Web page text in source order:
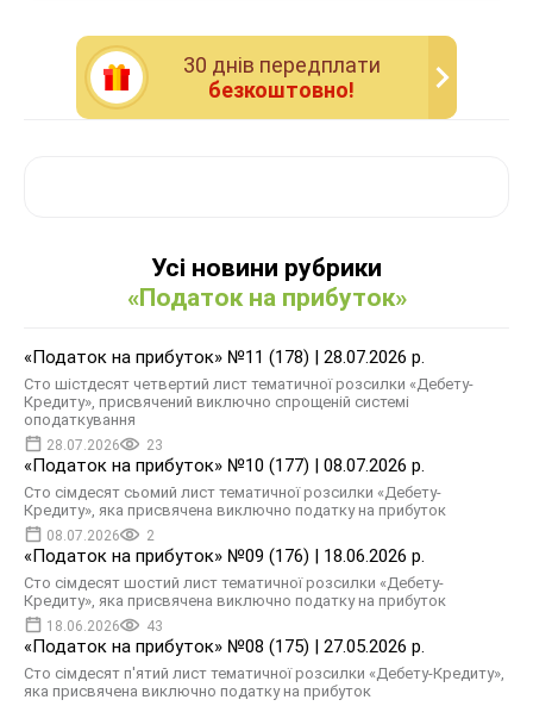
30 днiв передплати
безкоштовно!
Усі новини рубрики
«Податок на прибуток»
«Податок на прибуток» №11 (178) | 28.07.2026 р.
Сто шістдесят четвертий лист тематичної розсилки «Дебету-
Кредиту», присвячений виключно спрощеній системі
оподаткування
28.07.2026 23
«Податок на прибуток» №10 (177) | 08.07.2026 р.
Сто сімдесят сьомий лист тематичної розсилки «Дебету-
Кредиту», яка присвячена виключно податку на прибуток
08.07.2026 2
«Податок на прибуток» №09 (176) | 18.06.2026 р.
Сто сімдесят шостий лист тематичної розсилки «Дебету-
Кредиту», яка присвячена виключно податку на прибуток
18.06.2026 43
«Податок на прибуток» №08 (175) | 27.05.2026 р.
Сто сімдесят п'ятий лист тематичної розсилки «Дебету-Кредиту»,
яка присвячена виключно податку на прибуток